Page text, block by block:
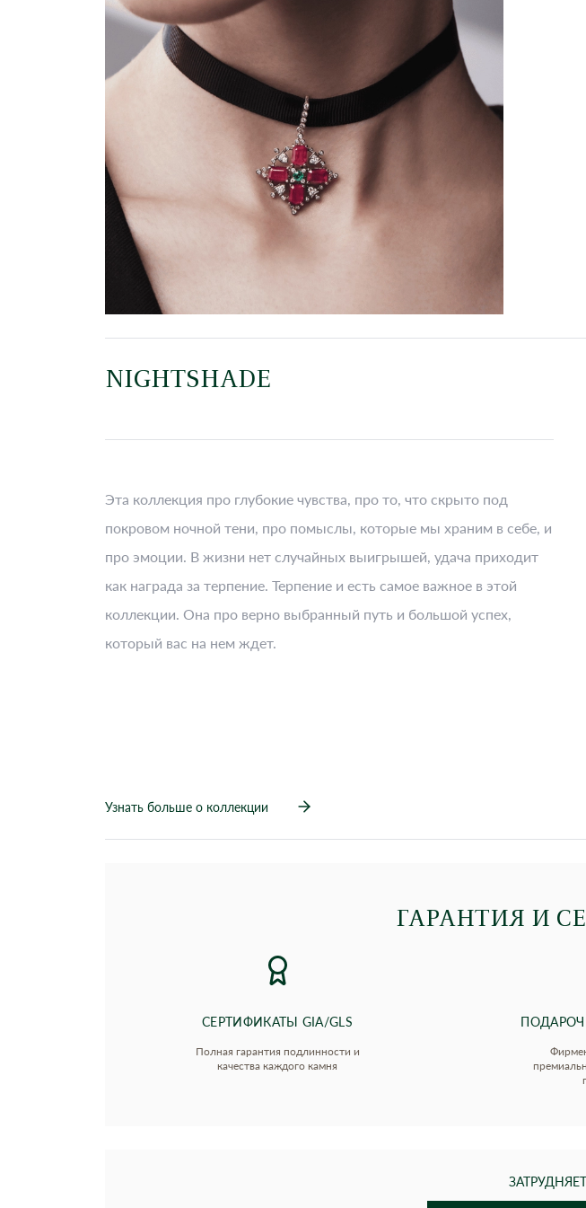
NIGHTSHADE
Эта коллекция про глубокие чувства, про то, что скрыто под
покровом ночной тени, про помыслы, которые мы храним в себе, и
про эмоции. В жизни нет случайных выигрышей, удача приходит
как награда за терпение. Терпение и есть самое важное в этой
коллекции. Она про верно выбранный путь и большой успех,
который вас на нем ждет.
Узнать больше о коллекции
ГАРАНТИЯ И
СЕРТИФИКАТЫ GIA/GLS
Полная гарантия подлинности и
качества каждого камня